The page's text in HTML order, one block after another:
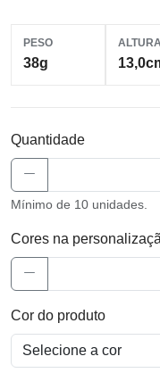
PESO
38g
Quantidade
Mínimo de 10 unidades.
Cores na
Cor do produto